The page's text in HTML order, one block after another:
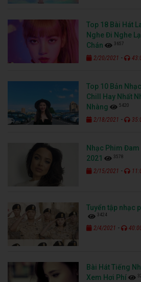
Top 18 Bài Hát
Nghe Đi Nghe
Chán
3657
2/20/2021 -
Top 10 Bản
Chill Hay Nhất
Nhàng
5420
2/18/2021 -
Nhạc Phim Đam
2021
3578
2/15/2021 -
Tuyển tập nhạc
3424
2/4/2021 -
Bài Hát Tiếng
Xem Hơi Phí